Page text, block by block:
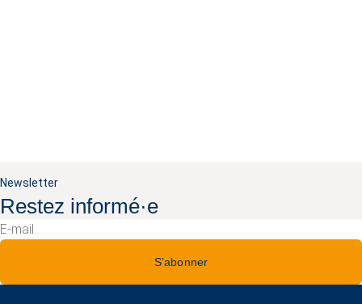
Newsletter
Restez informé·e
S’abonner